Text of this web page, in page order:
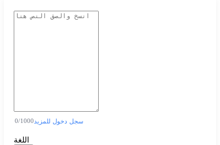
0/1000 سجل دخول للمزيد
اللغة